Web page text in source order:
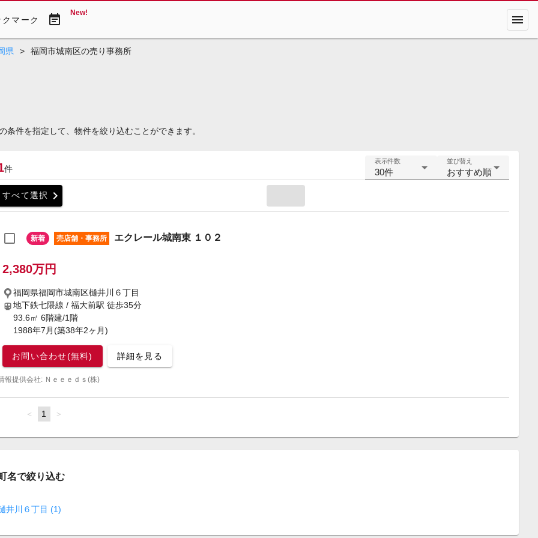
クマーク event_note New! menu
県 > 福岡市城南区の売り事務所
件を指定して、物件を絞り込むことができます。
件
表示件数
30件
並び替え
おすすめ順
すべて選択 chevron_right
新着 売店舗・事務所 エクレール城南東 １０２
2,380万円
福岡県福岡市城南区樋井川６丁目
地下鉄七隈線 / 福大前駅 徒歩35分
93.6㎡ 6階建/1階
1988年7月(築38年2ヶ月)
お問い合わせ(無料) 詳細を見る
報提供会社: Ｎｅｅｅｄｓ(株)
page
You're
page
1 page
名で絞り込む
井川６丁目 (1)